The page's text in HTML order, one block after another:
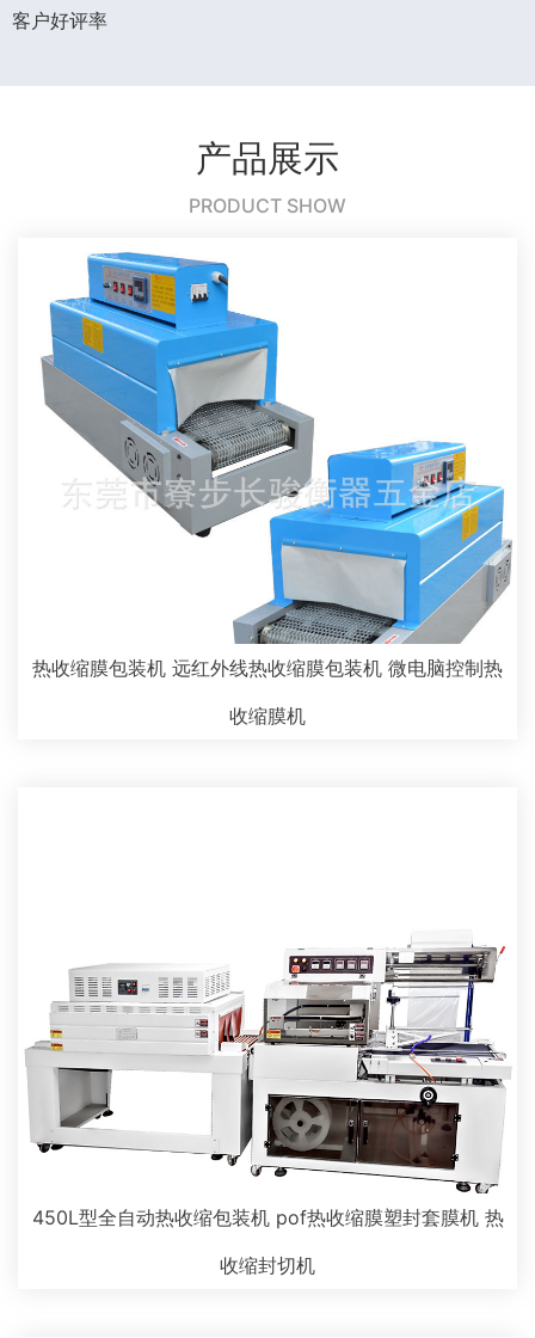
客户好评率
产品展示
PRODUCT SHOW
热收缩膜包装机 远红外线热收缩膜包装机 微电脑控制热
收缩膜机
450L型全自动热收缩包装机 pof热收缩膜塑封套膜机 热
收缩封切机